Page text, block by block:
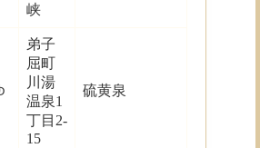
峡
弟子
屈町
川湯
温泉1
丁目2-
15
硫黄泉